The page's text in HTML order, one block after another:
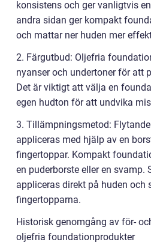
konsistens och ger vanligtvis
andra sidan ger kompakt
och mattar ner huden mer
2. Färgutbud: Oljefria
nyanser och undertoner för att
Det är viktigt att välja en
egen hudton för att undvika
3. Tillämpningsmetod:
appliceras med hjälp av en
fingertoppar. Kompakt
en puderborste eller en svamp.
appliceras direkt på huden och
fingertopparna.
Historisk genomgång av för-
oljefria foundationprodukter